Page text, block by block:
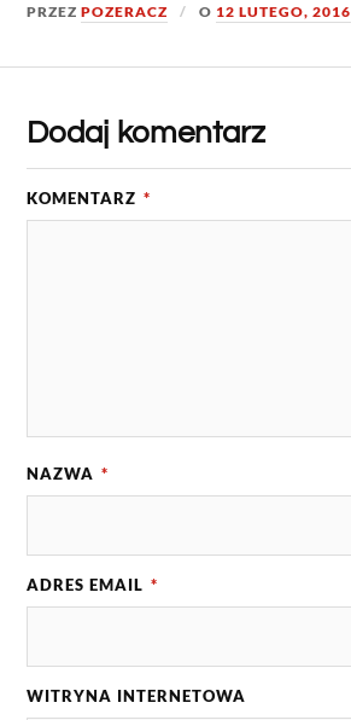
PRZEZPOZERACZ O 12 LUTEGO, 2016
Dodaj komentarz
KOMENTARZ *
NAZWA *
ADRES EMAIL *
WITRYNA INTERNETOWA